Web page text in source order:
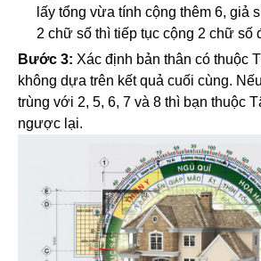
lấy tổng vừa tính cộng thêm 6, giả
2 chữ số thì tiếp tục cộng 2 chữ số
Bước 3: Xác định bản thân có thuộc
không dựa trên kết quả cuối cùng.
trùng với 2, 5, 6, 7 và 8 thì bạn thuộc
ngược lại.